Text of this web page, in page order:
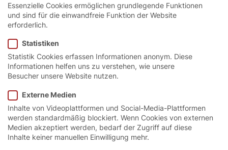
Tor-Lösungen für den
Explosionsschutz.
Explosionsschutz
Zuverlässiger und
Essenzielle Cookies ermöglichen grundlegende Funktionen
und sind für die einwandfreie Funktion der Website
erforderlich.
Statistiken
Statistik Cookies erfassen Informationen anonym. Diese
Informationen helfen uns zu verstehen, wie unsere
Besucher unsere Website nutzen.
Externe Medien
Inhalte von Videoplattformen und Social-Media-Plattformen
werden standardmäßig blockiert. Wenn Cookies von externen
Medien akzeptiert werden, bedarf der Zugriff auf diese
Inhalte keiner manuellen Einwilligung mehr.